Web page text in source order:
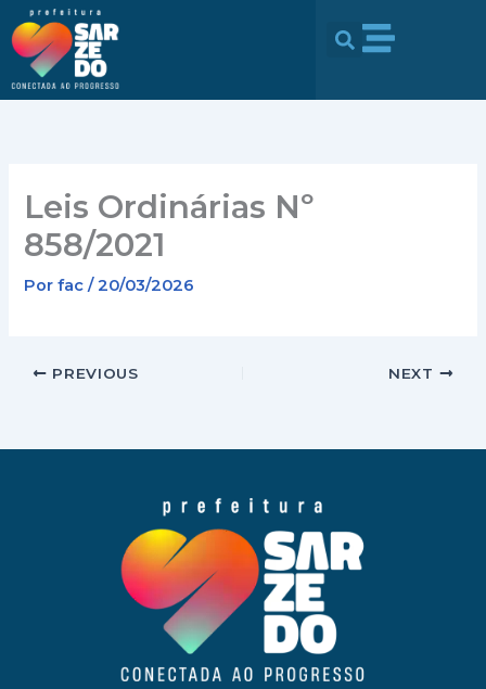
conteúdo
para
conteúdo
Leis Ordinárias Nº
858/2021
Porfac/20/03/2026
PREVIOUS NEXT